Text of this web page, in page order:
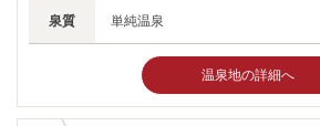
「テルマエ・ロマエ」のロケ地ともなった。
泉質 単純温泉
温泉地の詳細へ